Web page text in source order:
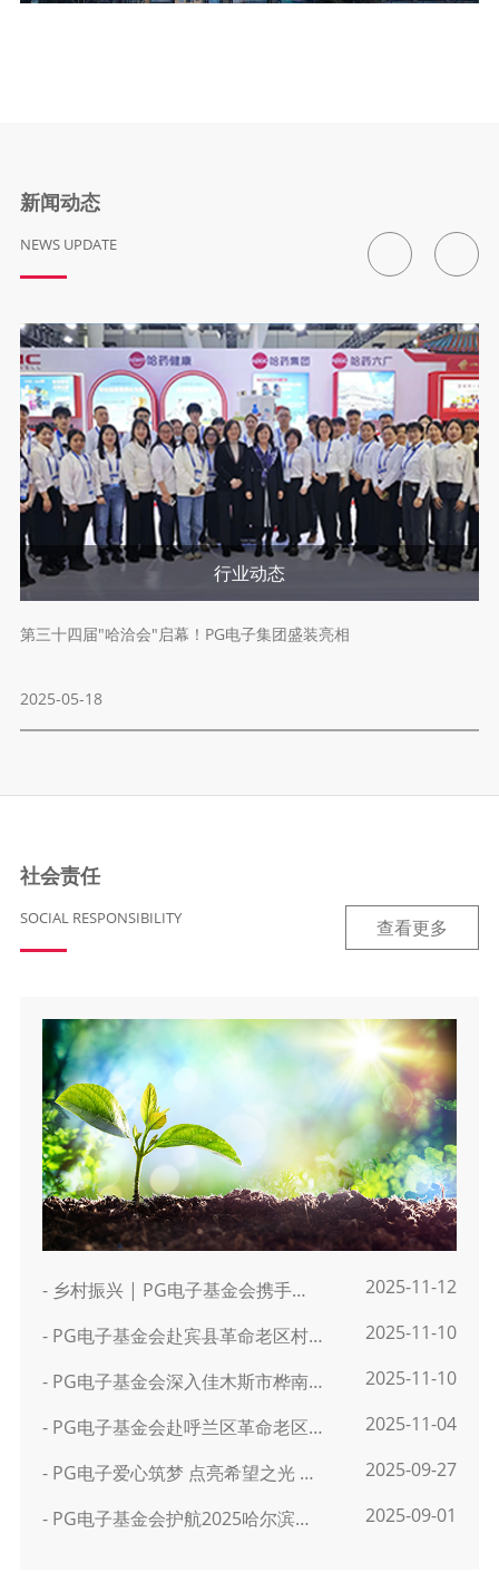
新闻动态
NEWS UPDATE
行业动态
第三十四届"哈洽会"启幕！PG电子集团盛装亮相
2025-05-18
社会责任
SOCIAL RESPONSIBILITY 查看更多
- 乡村振兴 | PG电子基金会携手省市场监督管理局驻村工作队开展药品捐赠活动
2025-11-12
- PG电子基金会赴宾县革命老区村开展公益慰问活动
2025-11-10
- PG电子基金会深入佳木斯市桦南县愚公村开展药品捐赠活动
2025-11-10
- PG电子基金会赴呼兰区革命老区村开展公益慰问活动
2025-11-04
- PG电子爱心筑梦 点亮希望之光 | PG电子希望小学正式挂牌
2025-09-27
- PG电子基金会护航2025哈尔滨马拉松医疗保障工作圆满成功
2025-09-01